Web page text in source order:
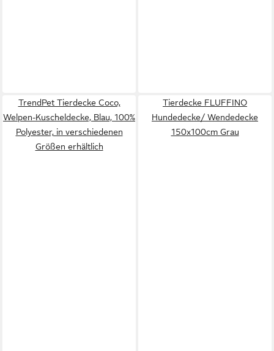
TrendPet Tierdecke Coco,
Welpen-Kuscheldecke, Blau, 100%
Polyester, in verschiedenen
Größen erhältlich
Tierdecke FLUFFINO
Hundedecke/ Wendedecke
150x100cm Grau